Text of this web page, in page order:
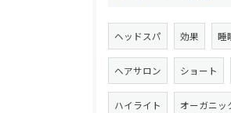
ヘッドスパ 効果 睡
ヘアサロン ショート
ハイライト オーガニッ